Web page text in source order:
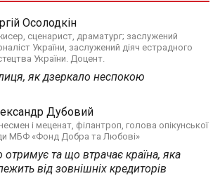
Осолодкін
сценарист, драматург; заслужений
України, заслужений діяч естрадного
України. Доцент.
як дзеркало неспокою
Дубовий
і меценат, філантроп, голова опікунської
МБФ «Фонд Добра та Любові»
та що втрачає країна, яка
від зовнішніх кредиторів